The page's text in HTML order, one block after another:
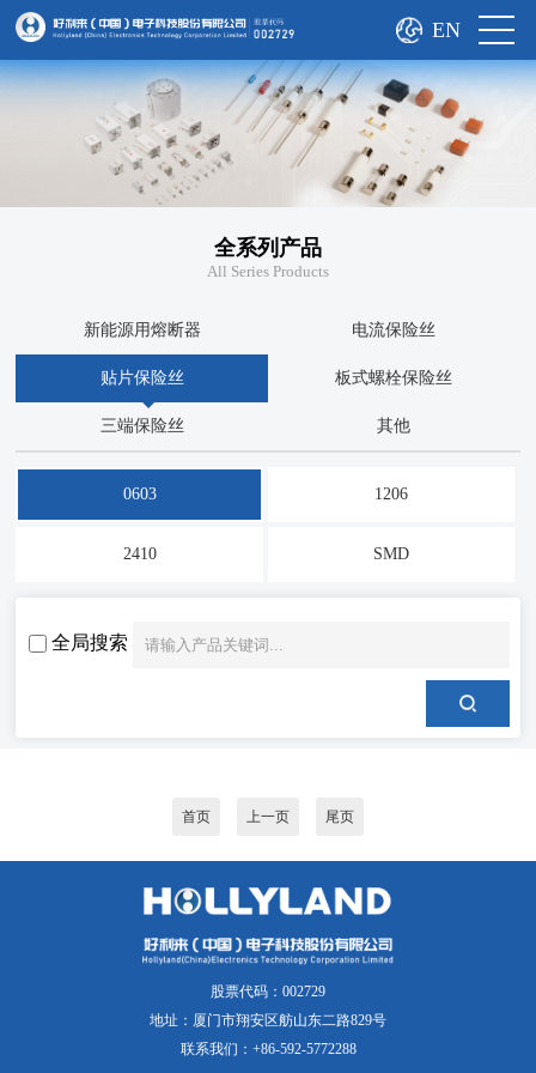
EN
全系列产品
All Series Products
新能源用熔断器 电流保险丝
贴片保险丝 板式螺栓保险丝
三端保险丝 其他
0603 1206
2410 SMD
全局搜索
首页 上一页 尾页
股票代码：002729
地址：厦门市翔安区舫山东二路829号
联系我们：+86-592-5772288